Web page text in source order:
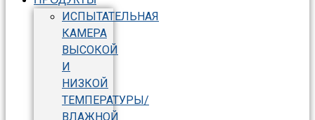
ИСПЫТАТЕЛЬНАЯ
КАМЕРА
ВЫСОКОЙ
И
НИЗКОЙ
ТЕМПЕРАТУРЫ/
ВЛАЖНОЙ